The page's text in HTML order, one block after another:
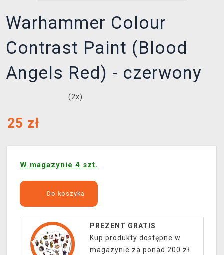
Warhammer Colour
Contrast Paint (Blood
Angels Red) - czerwony
(2x)
25 zł
W magazynie 4 szt.
Do koszyka
PREZENT GRATIS
Kup produkty dostępne w
magazynie za ponad 200 zł